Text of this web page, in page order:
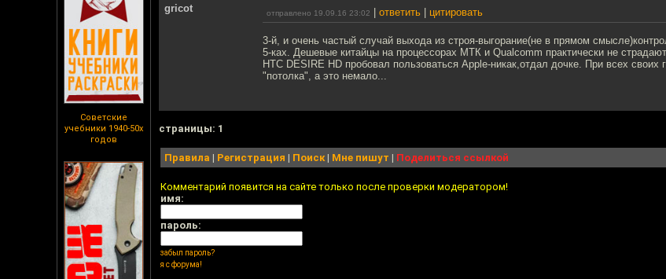
Советские
учебники 1940-50х
годов
gricot отправлено 19.09.16 23:02 ответить цитировать
3-й, и очень частый случай выхода из строя-выгорание(не в прямом
5-ках. Дешевые китайцы на процессорах МТК и Qualcomm практически не
HTC DESIRE HD пробовал пользоваться Apple-никак,отдал дочке. При всех своих
"потолка", а это немало...
cтраницы: 1
Правила | Регистрация | Поиск| Мне пишут | Поделиться ссылкой
Комментарий появится на сайте только после проверки модератором!
имя:
пароль:
забыл пароль?
я с форума!